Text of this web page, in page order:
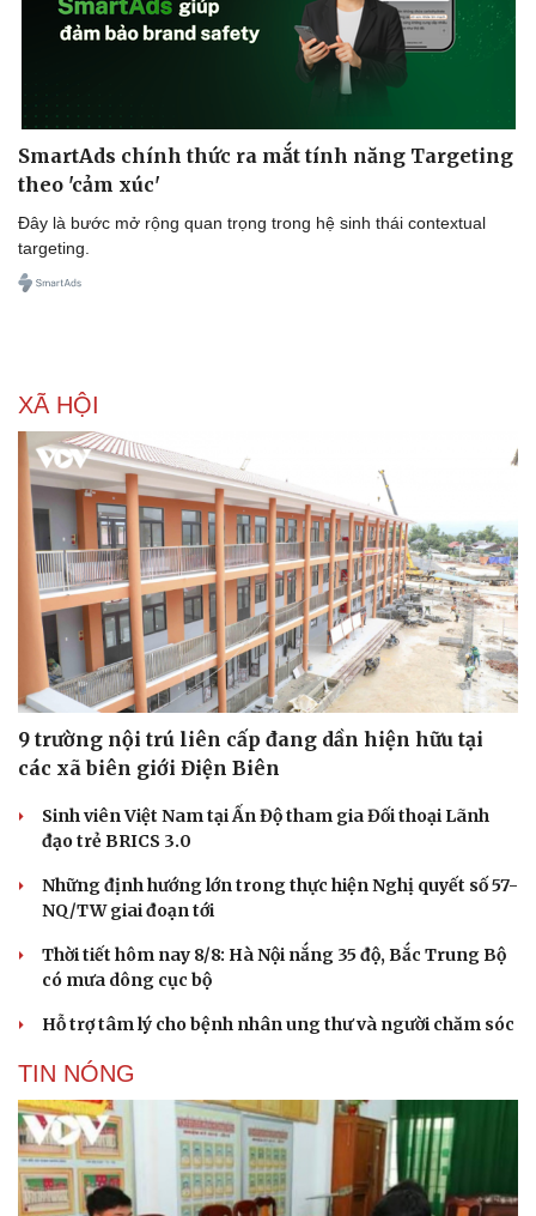
Văn hóa
Sân khấu - Điện ảnh
Văn học
Âm nhạc
Giải trí
Nghệ sĩ
Thời trang
Sao Việt
SmartAds chính thức ra mắt tính năng Targeting
theo 'cảm xúc'
Đây là bước mở rộng quan trọng trong hệ sinh thái contextual
targeting.
XÃ HỘI
9 trường nội trú liên cấp đang dần hiện hữu tại
các xã biên giới Điện Biên
Sinh viên Việt Nam tại Ấn Độ tham gia Đối thoại Lãnh
đạo trẻ BRICS 3.0
Những định hướng lớn trong thực hiện Nghị quyết số 57-
NQ/TW giai đoạn tới
Thời tiết hôm nay 8/8: Hà Nội nắng 35 độ, Bắc Trung Bộ
có mưa dông cục bộ
Hỗ trợ tâm lý cho bệnh nhân ung thư và người chăm sóc
TIN NÓNG